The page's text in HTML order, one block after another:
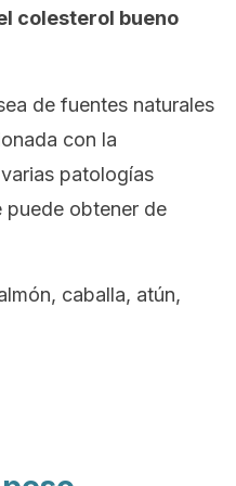
colesterol bueno
de fuentes naturales
con la
patologías
puede obtener de
caballa, atún,